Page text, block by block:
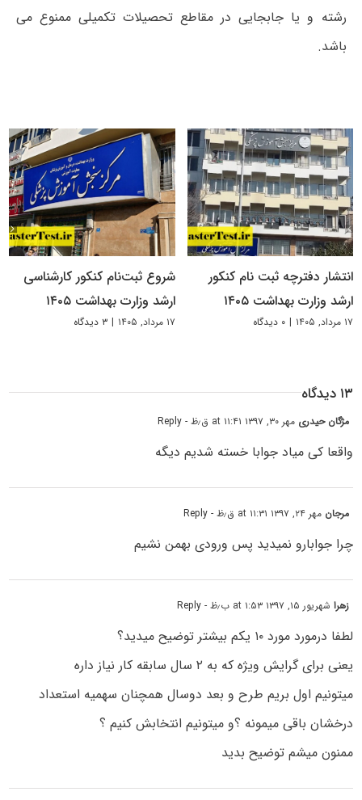
رشته و یا جابجایی در مقاطع تحصیلات تکمیلی ممنوع می
باشد.
انتشار دفترچه ثبت نام کنکور
ارشد وزارت بهداشت ۱۴۰۵
۱۷ مرداد, ۱۴۰۵ | ۰ دیدگاه
شروع ثبت‌نام کنکور کارشناسی
ارشد وزارت بهداشت ۱۴۰۵
۱۷ مرداد, ۱۴۰۵ | ۳ دیدگاه
۱۳ دیدگاه
مژگان حیدری مهر ۳۰, ۱۳۹۷ at ۱۱:۴۱ ق٫ظ - Reply
واقعا کی میاد جوابا خسته شدیم دیگه
مرجان مهر ۲۴, ۱۳۹۷ at ۱۱:۳۱ ق٫ظ - Reply
چرا جوابارو نمیدید پس ورودی بهمن نشیم
زهراشهریور ۱۵, ۱۳۹۷ at ۱:۵۳ ب٫ظ - Reply
لطفا درمورد مورد ۱۰ یکم بیشتر توضیح میدید؟
یعنی برای گرایش ویژه که به ۲ سال سابقه کار نیاز داره
میتونیم اول بریم طرح و بعد دوسال همچنان سهمیه استعداد
درخشان باقی میمونه ؟و میتونیم انتخابش کنیم ؟
ممنون میشم توضیح بدید